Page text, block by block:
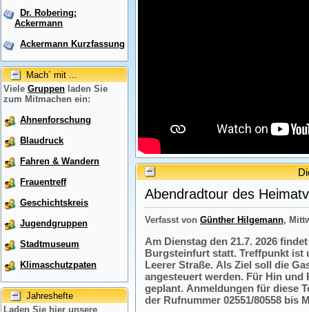
Dr. Robering:
Ackermann
Ackermann Kurzfassung
Mach´ mit ...
Viele Gruppen laden Sie
zum Mitmachen ein:
Ahnenforschung
Blaudruck
Fahren & Wandern
Frauentreff
Geschichtskreis
Jugendgruppen
Stadtmuseum
Klimaschutzpaten
Jahreshefte
Laden Sie hier unsere
Abendradtour des
Verfasst von Günther Hilgemann,
Am Dienstag den 21.7. 2026
Burgsteinfurt statt. Treffpunkt ist
Leerer Straße. Als Ziel soll die
angesteuert werden. Für Hin und
geplant. Anmeldungen für diese
der Rufnummer 02551/80558 bis